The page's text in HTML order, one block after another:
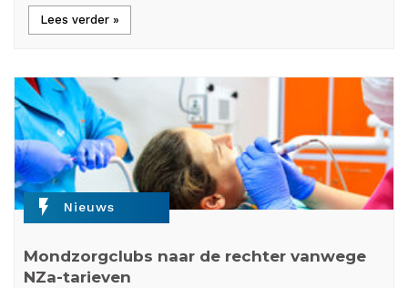
Lees verder »
flash_on Nieuws
Mondzorgclubs naar de rechter vanwege
NZa-tarieven